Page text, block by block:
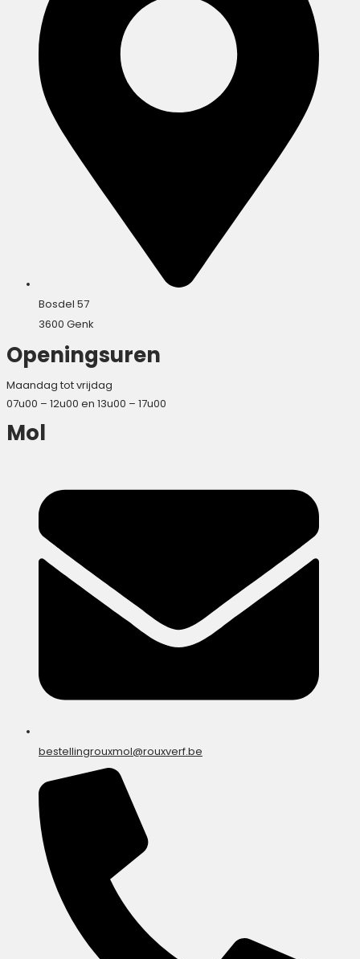
Bosdel 57
3600 Genk
Openingsuren
Maandag tot vrijdag
07u00 – 12u00 en 13u00 – 17u00
Mol
bestellingrouxmol@rouxverf.be